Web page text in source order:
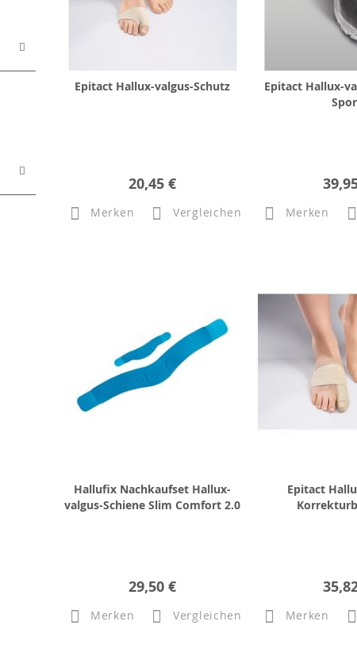
Epitact Hallux-valgus-Schutz
20,45 €
Merken Vergleichen
Epitact Hallux-
Merken
Hallufix Nachkaufset Hallux-
valgus-Schiene Slim Comfort 2.0
29,50 €
Merken Vergleichen
Epitact
Merken